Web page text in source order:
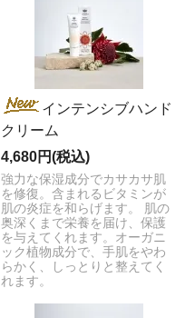
インテンシブハンド
クリーム
4,680円(税込)
強力な保湿成分でカサカサ肌
を修復。含まれるビタミンが
肌の炎症を和らげます。 肌の
奥深くまで栄養を届け、保護
を与えてくれます。オーガニ
ック植物成分で、手肌をやわ
らかく、しっとりと整えてく
れます。